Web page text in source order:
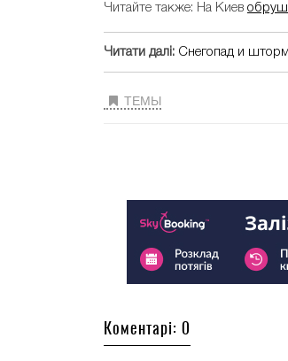
Читайте также: На Киев
Читати далі: Снегопад и
ТЕМЫ
Коментарі: 0